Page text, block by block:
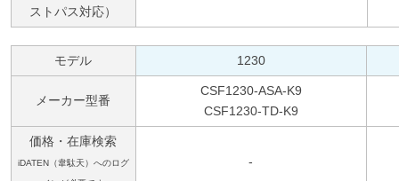
ストパス対応）
モデル 1230
メーカー型番
CSF1230-ASA-K9
CSF1230-TD-K9
価格・在庫検索
iDATEN（韋駄天）へのログ -